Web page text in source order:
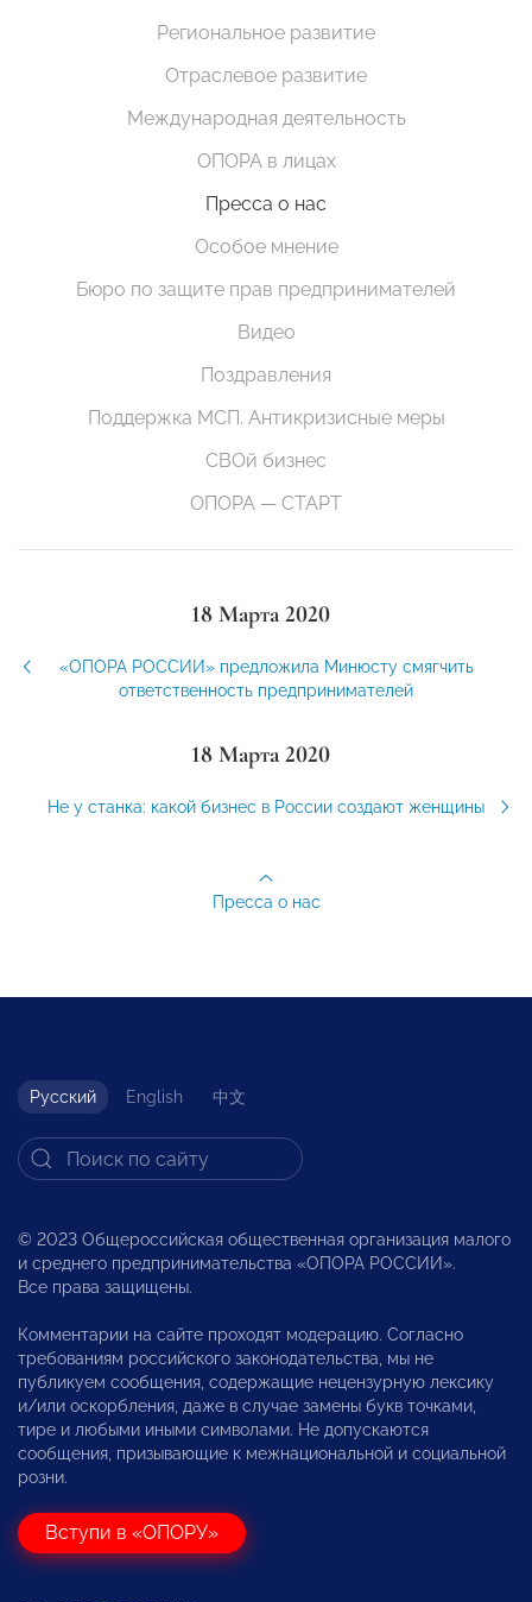
Региональное развитие
Отраслевое развитие
Международная деятельность
ОПОРА в лицах
Пресса о нас
Особое мнение
Бюро по защите прав предпринимателей
Видео
Поздравления
Поддержка МСП. Антикризисные меры
СВОй бизнес
ОПОРА — СТАРТ
18 Марта 2020
«ОПОРА РОССИИ» предложила Минюсту смягчить
ответственность предпринимателей
18 Марта 2020
Не у станка: какой бизнес в России создают женщины
Пресса о нас
Русский English 中文
© 2023 Общероссийская общественная организация малого
и среднего предпринимательства «ОПОРА РОССИИ».
Все права защищены.
Комментарии на сайте проходят модерацию. Согласно
требованиям российского законодательства, мы не
публикуем сообщения, содержащие нецензурную лексику
и/или оскорбления, даже в случае замены букв точками,
тире и любыми иными символами. Не допускаются
сообщения, призывающие к межнациональной и социальной
розни.
Вступи в «ОПОРУ»